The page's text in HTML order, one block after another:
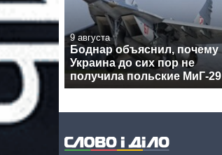
9 августа
Боднар объяснил, почему
Украина до сих пор не
получила польские МиГ-29